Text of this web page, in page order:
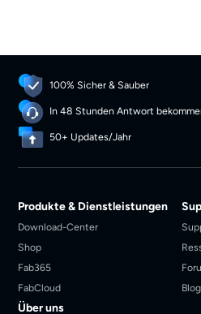
100% Sicher & Sauber
In 48 Stunden Antwort
50+ Updates/Jahr
Produkte & Dienstleistungen
Download-Center
Shop
Fab365
FabCloud
Blog
Über uns